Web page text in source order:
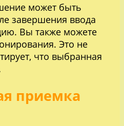
может быть
завершения ввода
Вы также можете
Это не
что выбранная
приемка